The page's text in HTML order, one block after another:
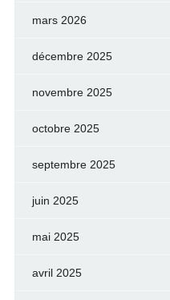
mars 2026
décembre 2025
novembre 2025
octobre 2025
septembre 2025
juin 2025
mai 2025
avril 2025